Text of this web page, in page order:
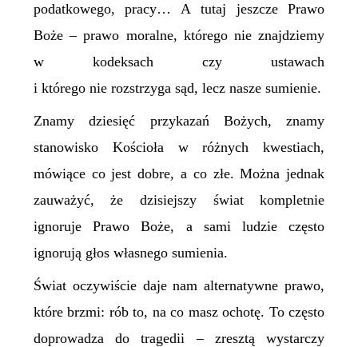
podatkowego, pracy… A tutaj jeszcze Prawo
Boże – prawo moralne, którego nie znajdziemy
w kodeksach czy ustawach
i którego nie rozstrzyga sąd, lecz nasze sumienie.
Znamy dziesięć przykazań Bożych, znamy
stanowisko Kościoła w różnych kwestiach,
mówiące co jest dobre, a co złe. Można jednak
zauważyć, że dzisiejszy świat kompletnie
ignoruje Prawo Boże, a sami ludzie często
ignorują głos własnego sumienia.
Świat oczywiście daje nam alternatywne prawo,
które brzmi: rób to, na co masz ochotę. To często
doprowadza do tragedii – zresztą wystarczy